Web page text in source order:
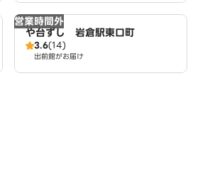
営業時間外
や台ずし 岩倉駅東口町
3.6(14)
出前館がお届け